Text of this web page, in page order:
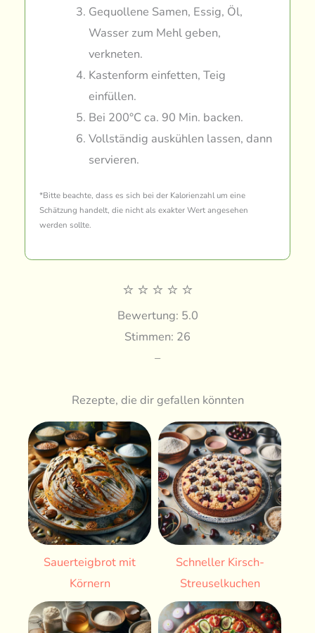
Gequollene Samen, Essig, Öl,
Wasser zum Mehl geben,
verkneten.
Kastenform einfetten, Teig
einfüllen.
Bei 200°C ca. 90 Min. backen.
Vollständig auskühlen lassen, dann
servieren.
*Bitte beachte, dass es sich bei der Kalorienzahl um eine
Schätzung handelt, die nicht als exakter Wert angesehen
werden sollte.
⭐ ⭐ ⭐ ⭐ ⭐
Bewertung: 5.0
Stimmen: 26
–
Rezepte, die dir gefallen könnten
Sauerteigbrot mit
Körnern
Schneller Kirsch-
Streuselkuchen